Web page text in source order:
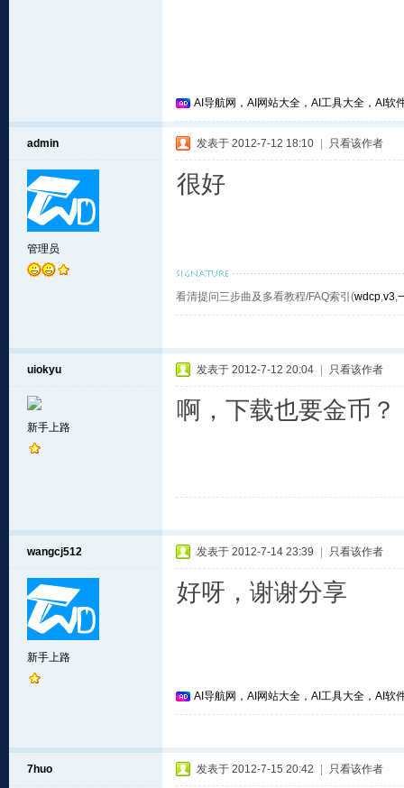
AI导航网，AI网站大全，AI工具大全，AI软
admin
管理员
发表于 2012-7-12 18:10 只看该作者
很好
看清提问三步曲及多看教程/FAQ索引(wdcp,v3,
uiokyu
新手上路
发表于 2012-7-12 20:04 只看该作者
啊，下载也要金币？
wangcj512
新手上路
发表于 2012-7-14 23:39 只看该作者
好呀，谢谢分享
AI导航网，AI网站大全，AI工具大全，AI软
7huo 发表于 2012-7-15 20:42 只看该作者